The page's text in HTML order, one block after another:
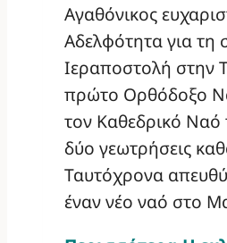
Αγαθόνικος
Αδελφότητα για τη
Ιεραποστολή στην
πρώτο Ορθόδοξο
τον Καθεδρικό Ναό
δύο γεωτρήσεις
Ταυτόχρονα
έναν νέο ναό στο